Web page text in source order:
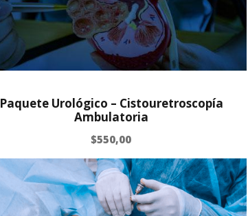
Paquete Urológico – Cistouretroscopía
Ambulatoria
$550,00